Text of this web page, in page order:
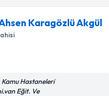
Karagözlü Akgül
Kamu Hastaneleri
Eğit. Ve